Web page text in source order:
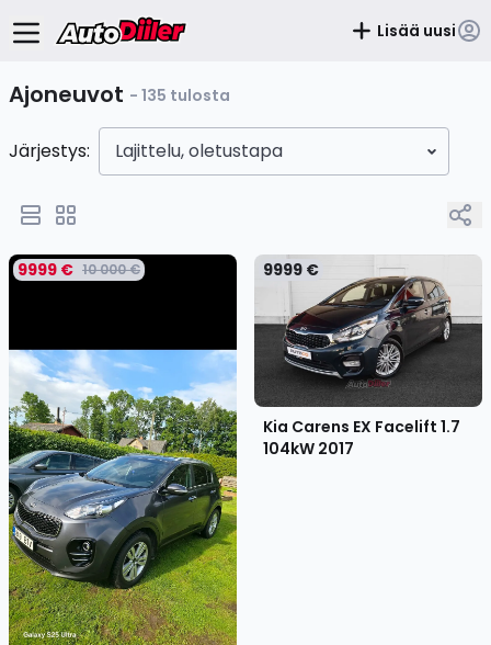
Lisää uusi
Ajoneuvot - 135 tulosta
Järjestys: Lajittelu, oletustapa
9999 € 10 000 € 9999 €
Kia Carens EX Facelift 1.7
104kW 2017